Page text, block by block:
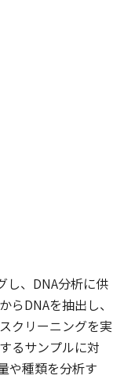
し、DNA分析に供
DNAを抽出し、
クリーニングを実
るサンプルに対
や種類を分析す